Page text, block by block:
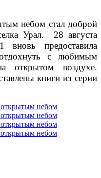
небом стал доброй
Урал. 28 августа
предоставила
с любимым
открытом воздухе.
книги из серии